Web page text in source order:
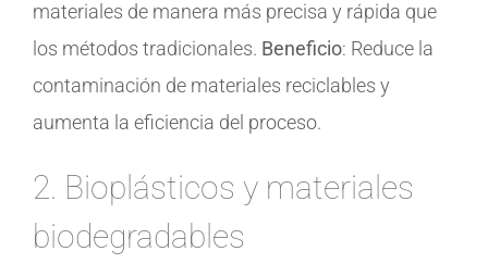
materiales de manera más precisa y rápida que
los métodos tradicionales. Beneficio: Reduce la
contaminación de materiales reciclables y
aumenta la eficiencia del proceso.
2. Bioplásticos y materiales
biodegradables